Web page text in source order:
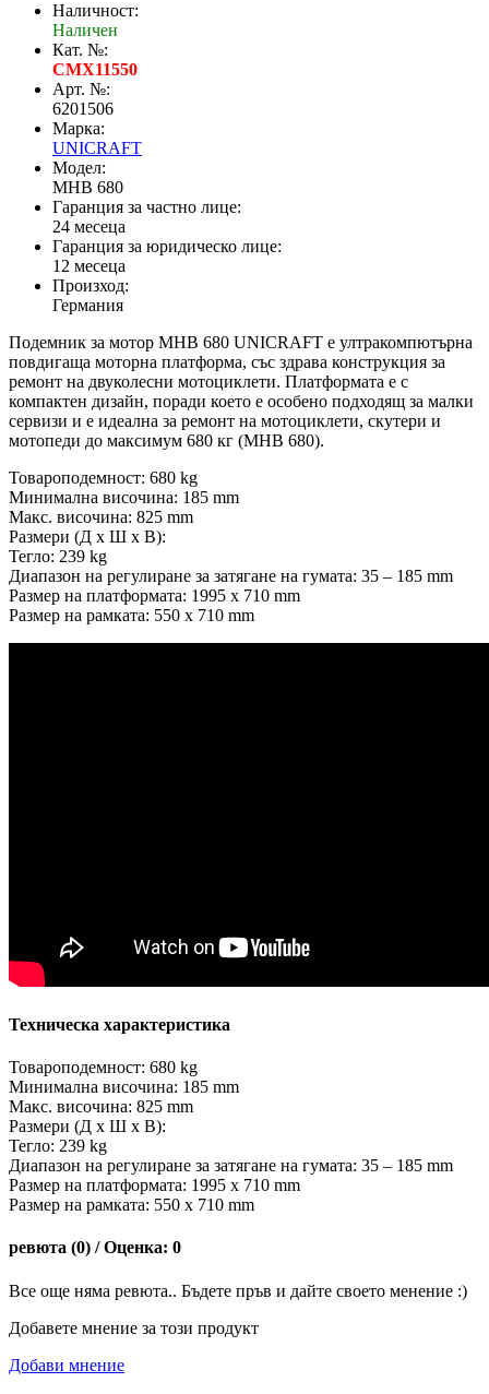
Наличност:
Наличен
Кат. №:
CMX11550
Арт. №:
6201506
Марка:
UNICRAFT
Модел:
MHB 680
Гаранция за частно лице:
24 месеца
Гаранция за юридическо лице:
12 месеца
Произход:
Германия
Подемник за мотор MHB 680 UNICRAFT е ултракомпютърна
повдигаща моторна платформа, със здрава конструкция за
ремонт на двуколесни мотоциклети. Платформата е с
компактен дизайн, поради което е особено подходящ за малки
сервизи и е идеална за ремонт на мотоциклети, скутери и
мотопеди до максимум 680 кг (MHB 680).
Товароподемност: 680 kg
Минимална височина: 185 mm
Макс. височина: 825 mm
Размери (Д х Ш х В):
Тегло: 239 kg
Диапазон на регулиране за затягане на гумата: 35 – 185 mm
Размер на платформата: 1995 x 710 mm
Размер на рамката: 550 x 710 mm
Техническа характеристика
Товароподемност: 680 kg
Минимална височина: 185 mm
Макс. височина: 825 mm
Размери (Д х Ш х В):
Тегло: 239 kg
Диапазон на регулиране за затягане на гумата: 35 – 185 mm
Размер на платформата: 1995 x 710 mm
Размер на рамката: 550 x 710 mm
ревюта (0) / Оценка: 0
Все още няма ревюта.. Бъдете пръв и дайте своето менение :)
Добавете мнение за този продукт
Добави мнение